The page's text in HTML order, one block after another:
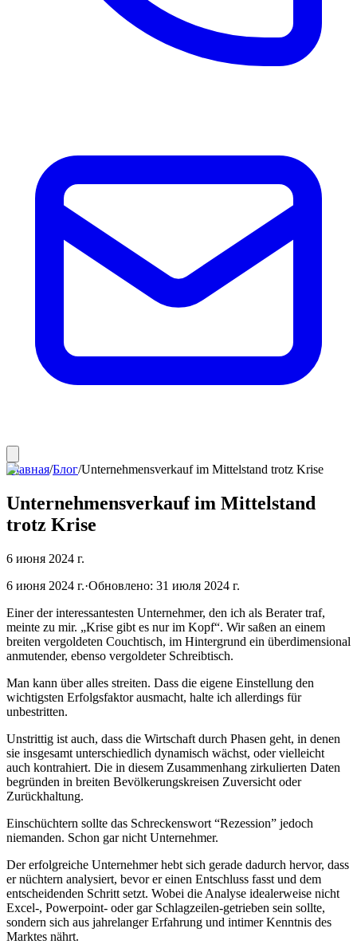
Главная/Блог/Unternehmensverkauf im Mittelstand trotz Krise
Unternehmensverkauf im Mittelstand
trotz Krise
6 июня 2024 г.
6 июня 2024 г.·Обновлено: 31 июля 2024 г.
Einer der interessantesten Unternehmer, den ich als Berater traf,
meinte zu mir. „Krise gibt es nur im Kopf“. Wir saßen an einem
breiten vergoldeten Couchtisch, im Hintergrund ein überdimensional
anmutender, ebenso vergoldeter Schreibtisch.
Man kann über alles streiten. Dass die eigene Einstellung den
wichtigsten Erfolgsfaktor ausmacht, halte ich allerdings für
unbestritten.
Unstrittig ist auch, dass die Wirtschaft durch Phasen geht, in denen
sie insgesamt unterschiedlich dynamisch wächst, oder vielleicht
auch kontrahiert. Die in diesem Zusammenhang zirkulierten Daten
begründen in breiten Bevölkerungskreisen Zuversicht oder
Zurückhaltung.
Einschüchtern sollte das Schreckenswort “Rezession” jedoch
niemanden. Schon gar nicht Unternehmer.
Der erfolgreiche Unternehmer hebt sich gerade dadurch hervor, dass
er nüchtern analysiert, bevor er einen Entschluss fasst und dem
entscheidenden Schritt setzt. Wobei die Analyse idealerweise nicht
Excel-, Powerpoint- oder gar Schlagzeilen-getrieben sein sollte,
sondern sich aus jahrelanger Erfahrung und intimer Kenntnis des
Marktes nährt.